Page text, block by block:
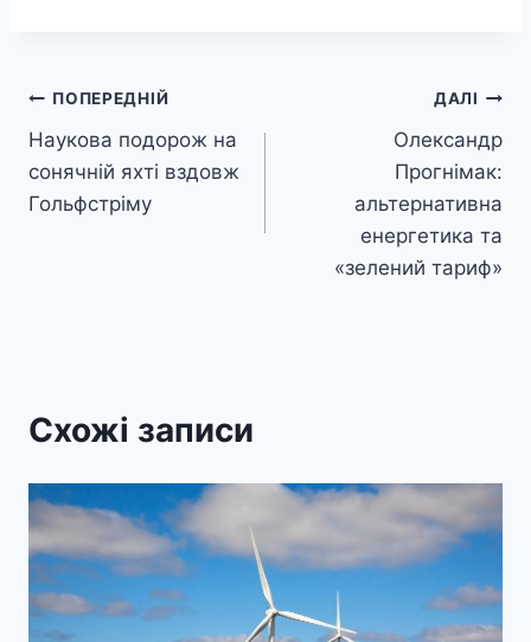
Навігація
записів
ПОПЕРЕДНІЙ
Наукова подорож на
сонячній яхті вздовж
Гольфстріму
ДАЛІ
Олександр
Прогнімак:
альтернативна
енергетика та
«зелений тариф»
Схожі записи